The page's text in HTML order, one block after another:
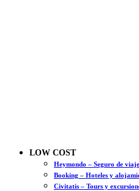
LOW COST
Heymondo – Seguro de
Booking – Hoteles y
Civitatis – Tours y